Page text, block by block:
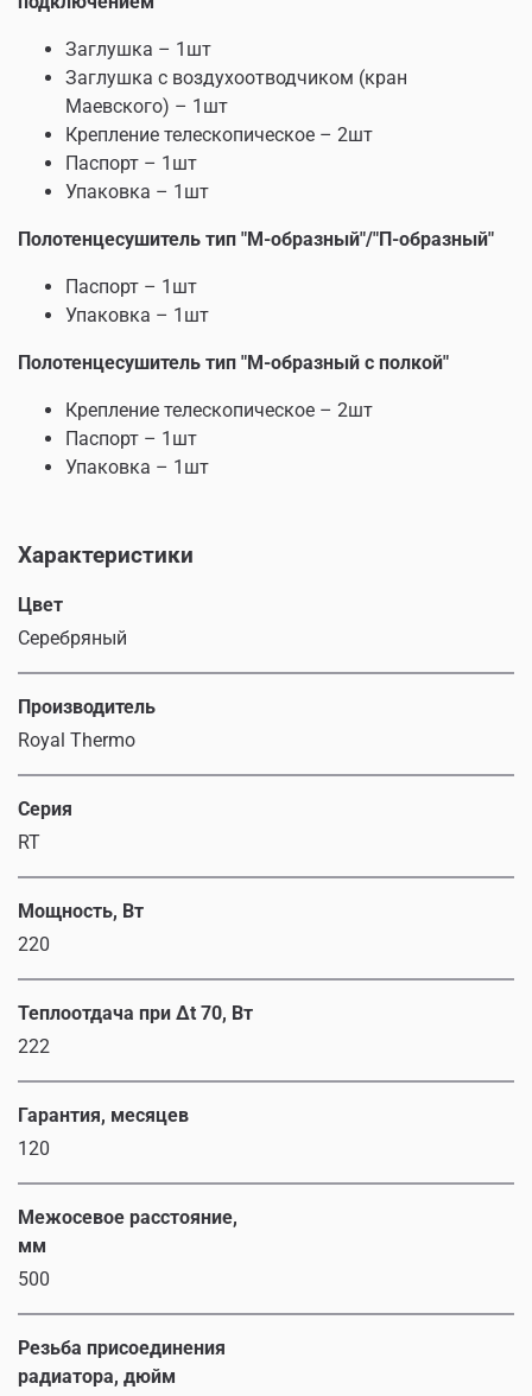
Заглушка – 1шт
Заглушка с воздухоотводчиком (кран
Маевского) – 1шт
Крепление телескопическое – 2шт
Паспорт – 1шт
Упаковка – 1шт
Полотенцесушитель тип "М-образный"/"П-образный"
Паспорт – 1шт
Упаковка – 1шт
Полотенцесушитель тип "М-образный с полкой"
Крепление телескопическое – 2шт
Паспорт – 1шт
Упаковка – 1шт
Характеристики
Цвет
Серебряный
Производитель
Royal Thermo
Серия
RT
Мощность, Вт
220
Теплоотдача при Δt 70, Вт
222
Гарантия, месяцев
120
Межосевое расстояние,
мм
500
Резьба присоединения
радиатора, дюйм